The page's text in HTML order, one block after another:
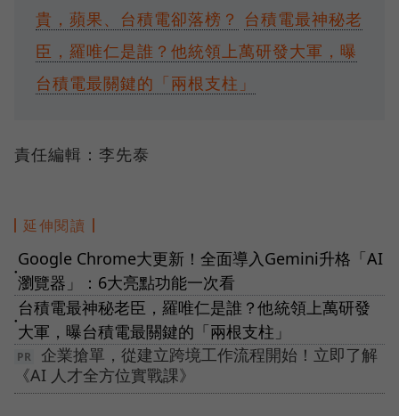
貴，蘋果、台積電卻落榜？ 台積電最神秘老
臣，羅唯仁是誰？他統領上萬研發大軍，曝
台積電最關鍵的「兩根支柱」
責任編輯：李先泰
延伸閱讀
●
Google Chrome大更新！全面導入Gemini升格「AI
瀏覽器」：6大亮點功能一次看
●
台積電最神秘老臣，羅唯仁是誰？他統領上萬研發
大軍，曝台積電最關鍵的「兩根支柱」
企業搶單，從建立跨境工作流程開始！立即了解
《AI 人才全方位實戰課》